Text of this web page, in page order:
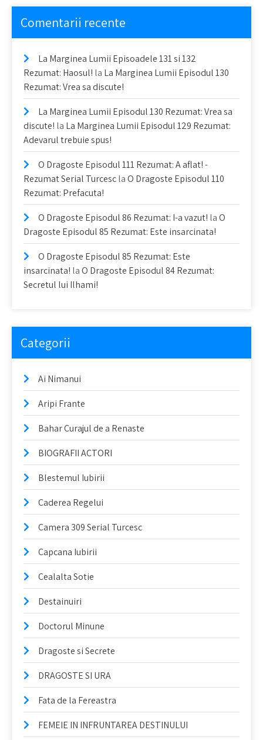
Comentarii recente
La Marginea Lumii Episoadele 131 si 132
Rezumat: Haosul! la La Marginea Lumii Episodul 130
Rezumat: Vrea sa discute!
La Marginea Lumii Episodul 130 Rezumat: Vrea sa
discute! la La Marginea Lumii Episodul 129 Rezumat:
Adevarul trebuie spus!
O Dragoste Episodul 111 Rezumat: A aflat! -
Rezumat Serial TurcesclaO Dragoste Episodul 110
Rezumat: Prefacuta!
O Dragoste Episodul 86 Rezumat: I-a vazut! laO
Dragoste Episodul 85 Rezumat: Este insarcinata!
O Dragoste Episodul 85 Rezumat: Este
insarcinata! laO Dragoste Episodul 84 Rezumat:
Secretul lui Ilhami!
Categorii
Ai Nimanui
Aripi Frante
Bahar Curajul de a Renaste
BIOGRAFII ACTORI
Blestemul Iubirii
Caderea Regelui
Camera 309 Serial Turcesc
Capcana Iubirii
Cealalta Sotie
Destainuiri
Doctorul Minune
Dragoste si Secrete
DRAGOSTE SI URA
Fata de la Fereastra
FEMEIE IN INFRUNTAREA DESTINULUI